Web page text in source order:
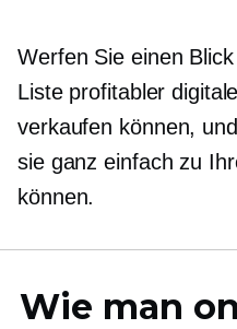
Werfen Sie einen
Liste profitabler
verkaufen können,
sie ganz einfach zu
können.
Wie man